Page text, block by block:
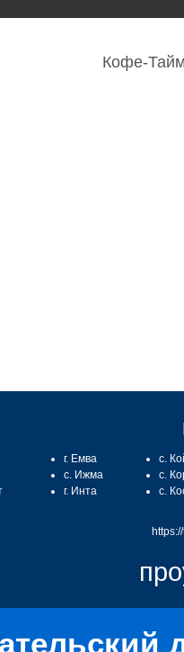
Кофе-
г. Емва
с. Ижма
г. Инта
с.
с.
с.